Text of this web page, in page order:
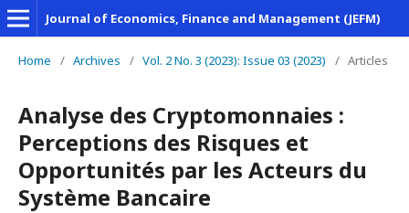
Journal of Economics, Finance and Management (JEFM)
Home / Archives / Vol. 2 No. 3 (2023): Issue 03 (2023) / Articles
Analyse des Cryptomonnaies :
Perceptions des Risques et
Opportunités par les Acteurs du
Système Bancaire